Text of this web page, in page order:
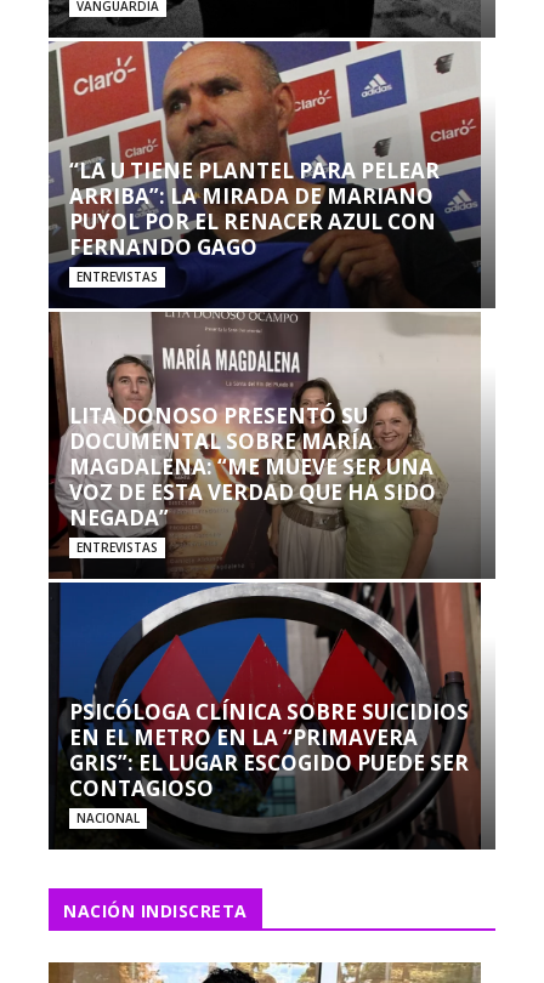
VANGUARDIA
“LA U TIENE PLANTEL PARA PELEAR
ARRIBA”: LA MIRADA DE MARIANO
PUYOL POR EL RENACER AZUL CON
FERNANDO GAGO
ENTREVISTAS
LITA DONOSO PRESENTÓ SU
DOCUMENTAL SOBRE MARÍA
MAGDALENA: “ME MUEVE SER UNA
VOZ DE ESTA VERDAD QUE HA SIDO
NEGADA”
ENTREVISTAS
PSICÓLOGA CLÍNICA SOBRE SUICIDIOS
EN EL METRO EN LA “PRIMAVERA
GRIS”: EL LUGAR ESCOGIDO PUEDE SER
CONTAGIOSO
NACIONAL
NACIÓN INDISCRETA